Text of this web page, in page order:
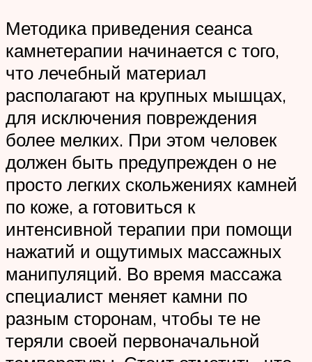
Методика приведения сеанса
камнетерапии начинается с того,
что лечебный материал
располагают на крупных мышцах,
для исключения повреждения
более мелких. При этом человек
должен быть предупрежден о не
просто легких скольжениях камней
по коже, а готовиться к
интенсивной терапии при помощи
нажатий и ощутимых массажных
манипуляций. Во время массажа
специалист меняет камни по
разным сторонам, чтобы те не
теряли своей первоначальной